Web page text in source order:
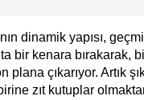
dinamik yapısı,
bir kenara bırakarak,
plana çıkarıyor. Artık
zıt kutuplar